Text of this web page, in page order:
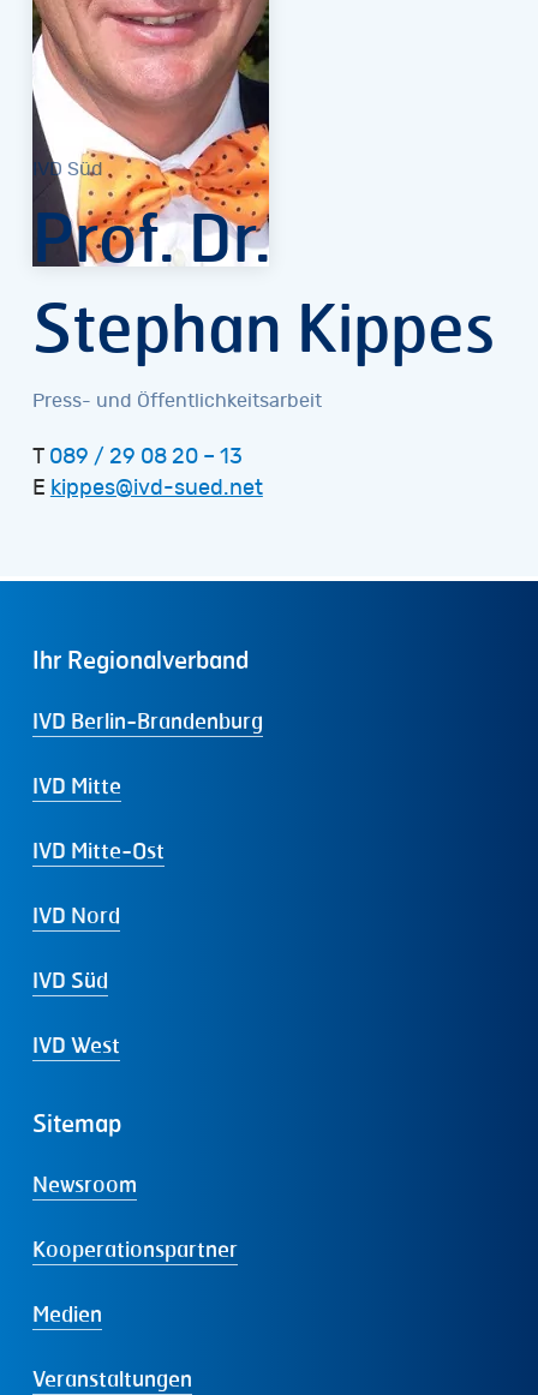
IVD Süd
Prof. Dr.
Stephan Kippes
Press- und Öffentlichkeitsarbeit
T 089 / 29 08 20 – 13
E kippes@ivd-sued.net
Ihr Regionalverband
IVD Berlin-Brandenburg
IVD Mitte
IVD Mitte-Ost
IVD Nord
IVD Süd
IVD West
Sitemap
Newsroom
Kooperationspartner
Medien
Veranstaltungen